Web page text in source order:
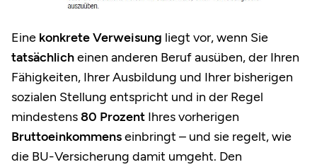
Eine konkrete Verweisung liegt vor, wenn Sie
tatsächlicheinen anderen Beruf ausüben, der Ihren
Fähigkeiten, Ihrer Ausbildung und Ihrer bisherigen
sozialen Stellung entspricht und in der Regel
mindestens80 Prozent Ihres vorherigen
Bruttoeinkommenseinbringt – und sie regelt, wie
die BU-Versicherung damit umgeht. Den